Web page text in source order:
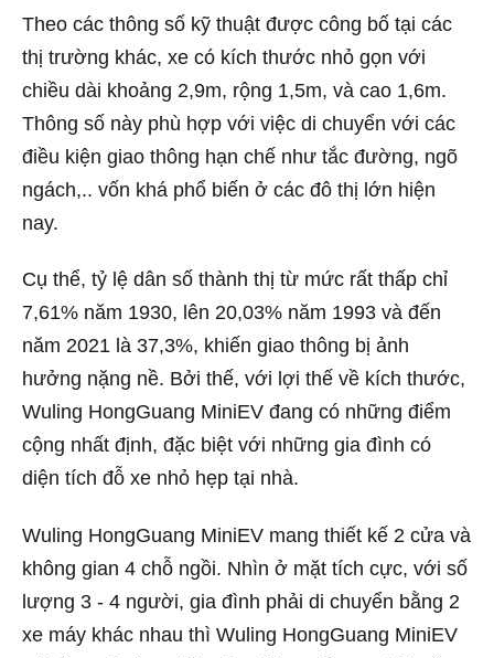
Theo các thông số kỹ thuật được công bố tại các
thị trường khác, xe có kích thước nhỏ gọn với
chiều dài khoảng 2,9m, rộng 1,5m, và cao 1,6m.
Thông số này phù hợp với việc di chuyển với các
điều kiện giao thông hạn chế như tắc đường, ngõ
ngách,.. vốn khá phổ biến ở các đô thị lớn hiện
nay.
Cụ thể, tỷ lệ dân số thành thị từ mức rất thấp chỉ
7,61% năm 1930, lên 20,03% năm 1993 và đến
năm 2021 là 37,3%, khiến giao thông bị ảnh
hưởng nặng nề. Bởi thế, với lợi thế về kích thước,
Wuling HongGuang MiniEV đang có những điểm
cộng nhất định, đặc biệt với những gia đình có
diện tích đỗ xe nhỏ hẹp tại nhà.
Wuling HongGuang MiniEV mang thiết kế 2 cửa và
không gian 4 chỗ ngồi. Nhìn ở mặt tích cực, với số
lượng 3 - 4 người, gia đình phải di chuyển bằng 2
xe máy khác nhau thì Wuling HongGuang MiniEV